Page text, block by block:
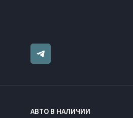
АВТО В НАЛИЧИИ